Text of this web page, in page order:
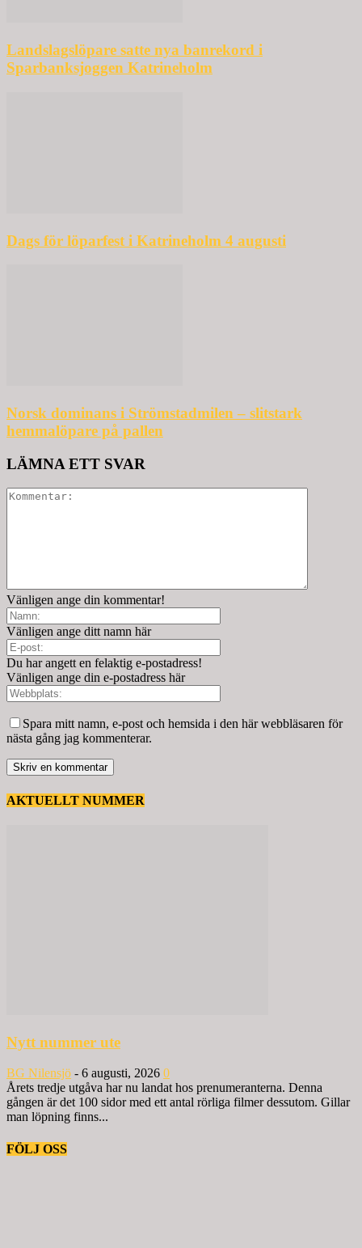
Landslagslöpare satte nya banrekord i
Sparbanksjoggen Katrineholm
Dags för löparfest i Katrineholm 4 augusti
Norsk dominans i Strömstadmilen – slitstark
hemmalöpare på pallen
LÄMNA ETT SVAR
Vänligen ange din kommentar!
Vänligen ange ditt namn här
Du har angett en felaktig e-postadress!
Vänligen ange din e-postadress här
Spara mitt namn, e-post och hemsida i den här webbläsaren för
nästa gång jag kommenterar.
AKTUELLT NUMMER
Nytt nummer ute
BG Nilensjö - 6 augusti, 2026 0
Årets tredje utgåva har nu landat hos prenumeranterna. Denna
gången är det 100 sidor med ett antal rörliga filmer dessutom. Gillar
man löpning finns...
FÖLJ OSS